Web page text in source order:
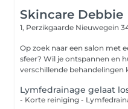
Skincare Debbie
1, Perzikgaarde Nieuwegein
Op zoek naar een salon met
sfeer? Wil je ontspannen en huidverbetering in één? Voor
verschillende behandelingen
Lymfedrainage gelaat